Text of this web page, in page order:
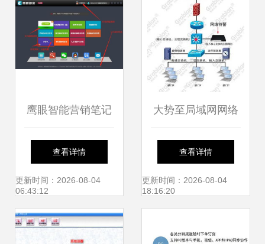
势
鹰眼智能营销笔记
本 精准客源驱动的
计算机软件销售新
范式
查看详情
更新时间：2026-08-04
06:43:12
大势至局域网网络
管理产品 企业办公
室电脑监控软件的
查看详情
更新时间：2026-08-04
18:16:20